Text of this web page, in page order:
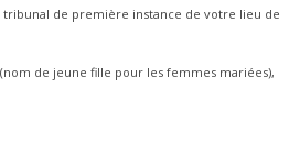
tribunal de première instance de votre lieu de
de jeune fille pour les femmes mariées),